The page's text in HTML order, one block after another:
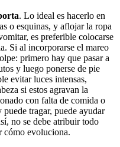
. Lo ideal es hacerlo en
o esquinas, y aflojar la ropa
es preferible colocarse
Si al incorporarse el mareo
primero hay que pasar a
y luego ponerse de pie
evitar luces intensas,
si estos agravan la
con falta de comida o
tragar, puede ayudar
no se debe atribuir todo
cómo evoluciona.